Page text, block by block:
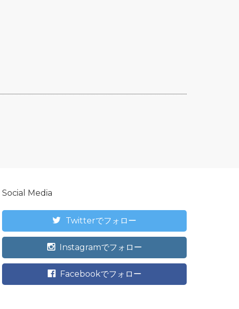
Social Media
Twitterでフォロー
Instagramでフォロー
Facebookでフォロー